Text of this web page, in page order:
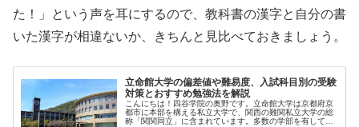
た！」という声を耳にするので、教科書の漢字と自分の書
いた漢字が相違ないか、きちんと見比べておきましょう。
立命館大学の偏差値や難易度、入試科目別の受験
対策とおすすめ勉強法を解説
こんにちは！四谷学院の奥野です。立命館大学は京都府京
都市に本部を構える私立大学で、関西の難関私立大学の総
称「関関同立」に含まれています。多数の学部を有してお